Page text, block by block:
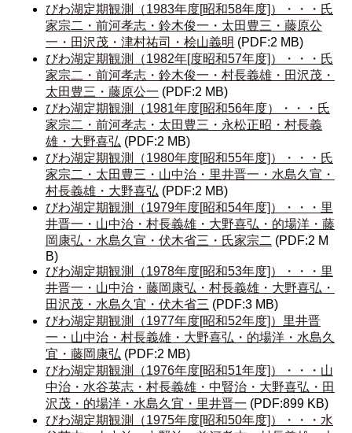
びわ湖定期観測（1983年度[昭和58年度]）・・・氏
家宗二・前河孝志・鈴木俊一・太田豊三・藤原公
一・田沢茂・津村祐司・桧山義明 (PDF:2 MB)
びわ湖定期観測（1982年[度昭和57年度]）・・・氏
家宗二・前河孝志・鈴木俊一・村長義雄・田沢茂・
太田豊三・藤原公一 (PDF:2 MB)
びわ湖定期観測（1981年度[昭和56年度）・・・氏
家宗二・前河孝志・太田豊三・永松正昭・村長義
雄・大野喜弘 (PDF:2 MB)
びわ湖定期観測（1980年度[昭和55年度]）・・・氏
家宗二・太田豊三・山中治・里井晋一・水島久宣・
村長義雄・大野喜弘 (PDF:2 MB)
びわ湖定期観測（1979年度[昭和54年度]）・・・里
井晋一・山中治・村長義雄・大野喜弘・的場洋・藤
岡康弘・水島久宣・伏木省三・氏家宗二 (PDF:2 M
B)
びわ湖定期観測（1978年度[昭和53年度]）・・・里
井晋一・山中治・藤岡康弘・村長義雄・大野喜弘・
田沢茂・水島久宜・伏木省三 (PDF:3 MB)
びわ湖定期観測（1977年度[昭和52年度]）里井晋
一・山中治・村長義雄・大野喜弘・的場洋・水島久
宜・藤岡康弘 (PDF:2 MB)
びわ湖定期観測（1976年度[昭和51年度]）・・・山
中治・水谷英志・村長義雄・中賢治・大野喜弘・田
沢茂・的場洋・水島久宜・里井晋一 (PDF:899 KB)
びわ湖定期観測（1975年度[昭和50年度]）・・・水